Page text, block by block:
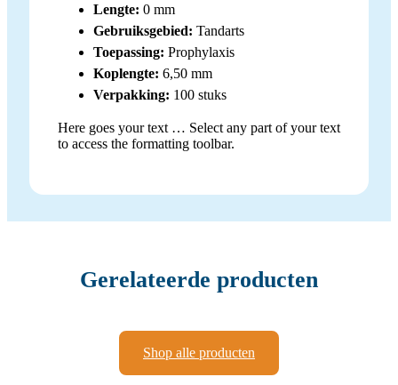
Lengte: 0 mm
Gebruiksgebied: Tandarts
Toepassing: Prophylaxis
Koplengte: 6,50 mm
Verpakking: 100 stuks
Here goes your text … Select any part of your text
to access the formatting toolbar.
Gerelateerde producten
Shop alle producten